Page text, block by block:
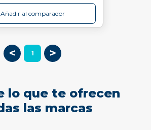
Añadir al comparador
< 1 >
lo que te ofrecen
las marcas